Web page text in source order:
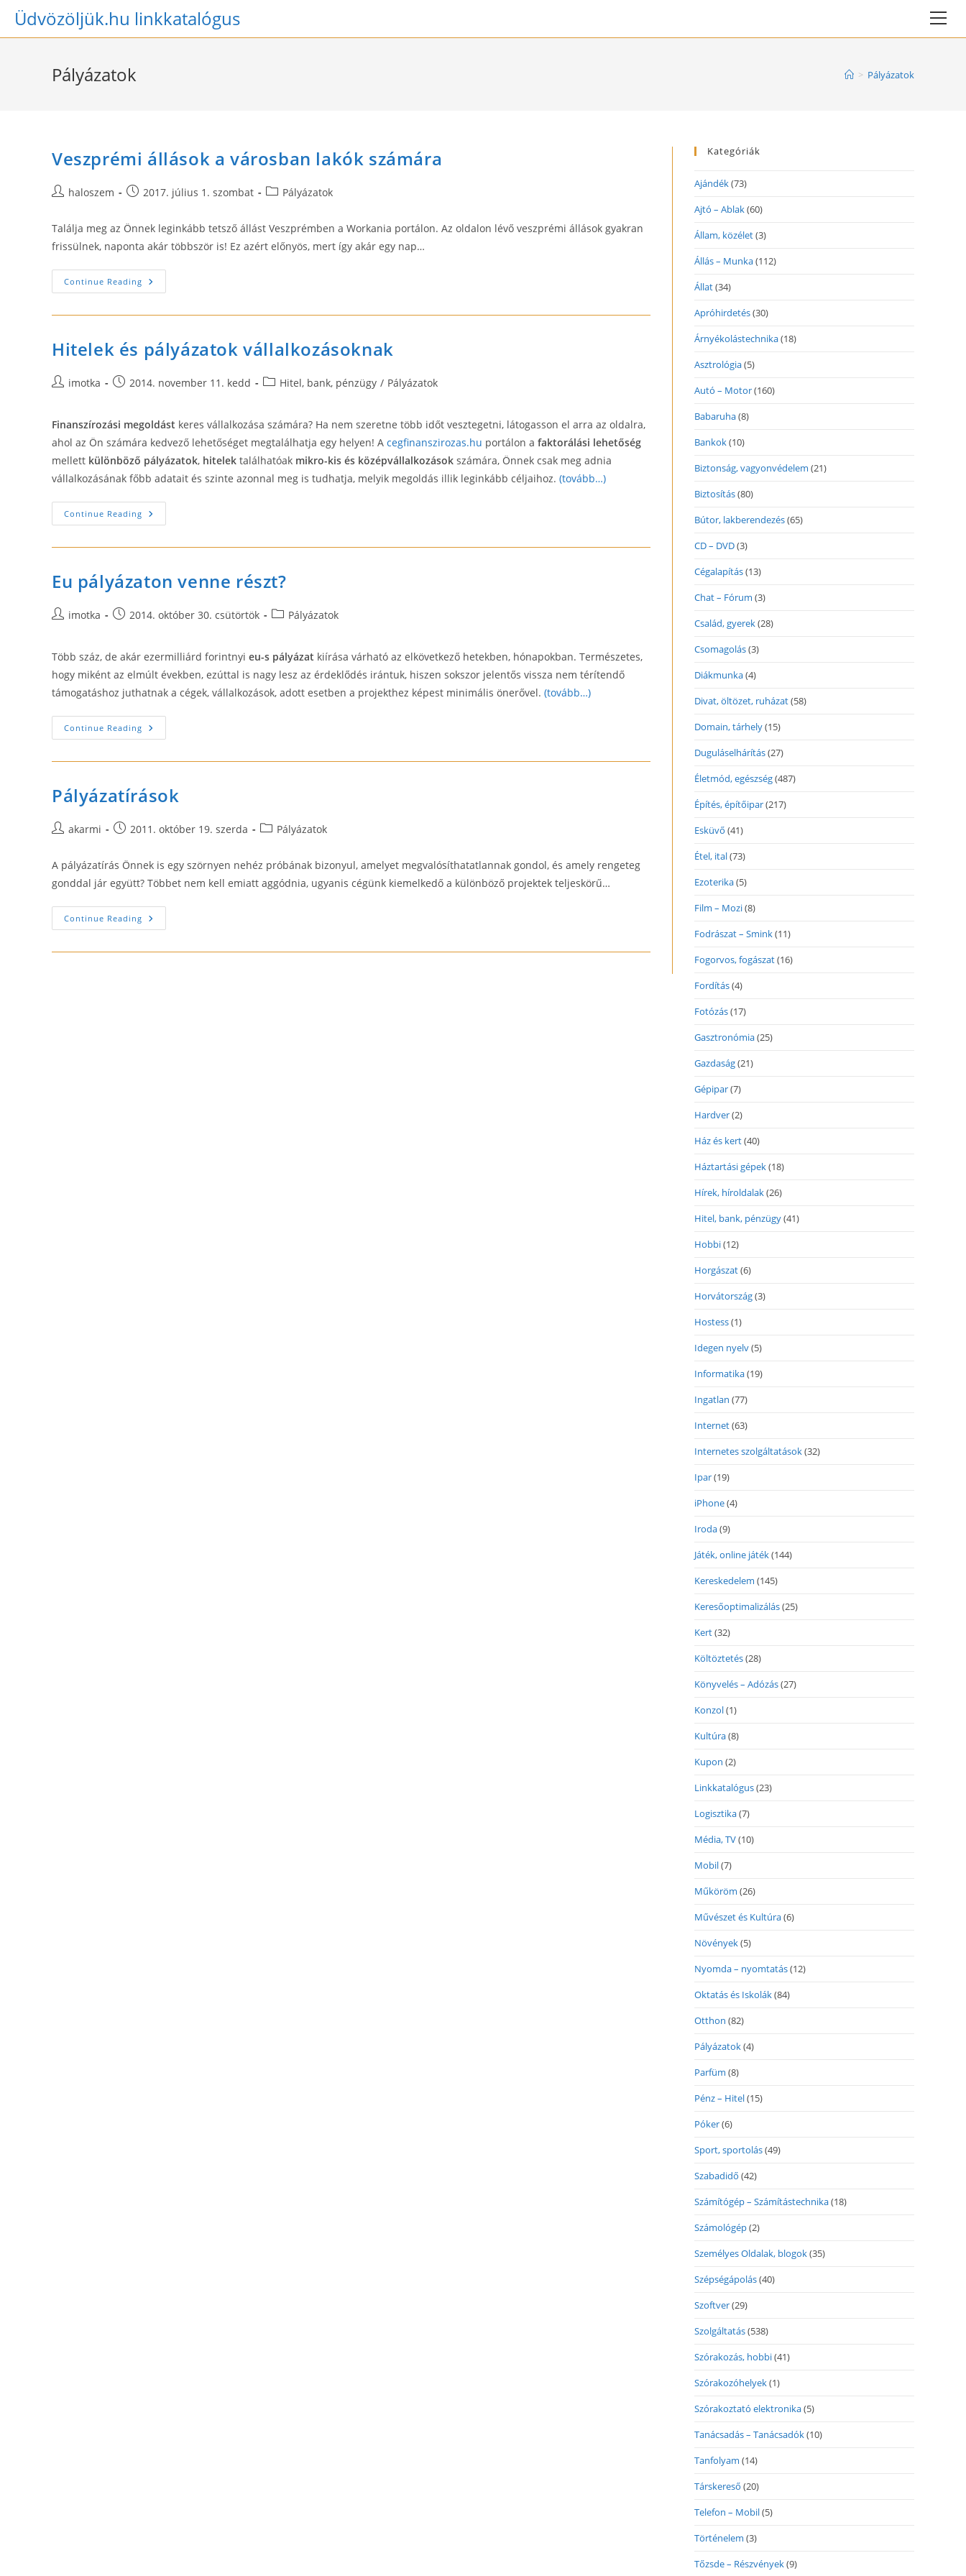
SkipÜdvözöljük.hu linkkatalógus
Pályázatok > Pályázatok
Veszprémi állások a városban lakók számára
Posthaloszem
Post2017. július 1. szombat
PostPályázatok
Találja meg az Önnek leginkább tetsző állást Veszprémben a Workania portálon. Az oldalon lévő veszprémi állások gyakran
frissülnek, naponta akár többször is! Ez azért előnyös, mert így akár egy nap…
Continue Reading Veszprémi
Állások
Városban
Hitelek és pályázatok vállalkozásoknak
Postimotka
Post2014. november 11. kedd
PostHitel, bank, pénzügy / Pályázatok
Finanszírozási megoldást keres vállalkozása számára? Ha nem szeretne több időt vesztegetni, látogasson el arra az oldalra,
ahol az Ön számára kedvező lehetőséget megtalálhatja egy helyen! A cegfinanszirozas.hu portálon a faktorálási lehetőség
mellett különböző pályázatok, hitelek találhatóak mikro-kis és középvállalkozások számára, Önnek csak meg adnia
vállalkozásának főbb adatait és szinte azonnal meg is tudhatja, melyik megoldás illik leginkább céljaihoz. (tovább…)
Continue Reading Hitelek
És
Vállalkozásoknak
Eu pályázaton venne részt?
Postimotka
Post2014. október 30. csütörtök
PostPályázatok
Több száz, de akár ezermilliárd forintnyi eu-s pályázat kiírása várható az elkövetkező hetekben, hónapokban. Természetes,
hogy miként az elmúlt években, ezúttal is nagy lesz az érdeklődés irántuk, hiszen sokszor jelentős vissza nem térítendő
támogatáshoz juthatnak a cégek, vállalkozások, adott esetben a projekthez képest minimális önerővel. (tovább…)
Continue Reading Eu
Pályázaton
Részt?
Pályázatírások
Postakarmi
Post2011. október 19. szerda
PostPályázatok
A pályázatírás Önnek is egy szörnyen nehéz próbának bizonyul, amelyet megvalósíthatatlannak gondol, és amely rengeteg
gonddal jár együtt? Többet nem kell emiatt aggódnia, ugyanis cégünk kiemelkedő a különböző projektek teljeskörű…
Continue Reading Pályázatírások
Kategóriák
Ajándék(73)
Ajtó – Ablak(60)
Állam, közélet(3)
Állás – Munka(112)
Állat(34)
Apróhirdetés(30)
Árnyékolástechnika(18)
Asztrológia(5)
Autó – Motor(160)
Babaruha(8)
Bankok(10)
Biztonság, vagyonvédelem (21)
Biztosítás(80)
Bútor, lakberendezés(65)
CD – DVD(3)
Cégalapítás(13)
Chat – Fórum (3)
Család, gyerek(28)
Csomagolás(3)
Diákmunka(4)
Divat, öltözet, ruházat(58)
Domain, tárhely(15)
Duguláselhárítás(27)
Életmód, egészség(487)
Építés, építőipar(217)
Esküvő (41)
Étel, ital(73)
Ezoterika(5)
Film – Mozi(8)
Fodrászat – Smink(11)
Fogorvos, fogászat(16)
Fordítás(4)
Fotózás(17)
Gasztronómia(25)
Gazdaság(21)
Gépipar(7)
Hardver(2)
Ház és kert(40)
Háztartási gépek(18)
Hírek, híroldalak(26)
Hitel, bank, pénzügy(41)
Hobbi(12)
Horgászat(6)
Horvátország(3)
Hostess(1)
Idegen nyelv(5)
Informatika(19)
Ingatlan (77)
Internet(63)
Internetes szolgáltatások(32)
Ipar(19)
iPhone(4)
Iroda(9)
Játék, online játék(144)
Kereskedelem (145)
Keresőoptimalizálás(25)
Kert(32)
Költöztetés(28)
Könyvelés – Adózás(27)
Konzol(1)
Kultúra(8)
Kupon (2)
Linkkatalógus(23)
Logisztika(7)
Média, TV(10)
Mobil(7)
Műköröm (26)
Művészet és Kultúra(6)
Növények(5)
Nyomda – nyomtatás(12)
Oktatás és Iskolák(84)
Otthon (82)
Pályázatok(4)
Parfüm (8)
Pénz – Hitel(15)
Póker(6)
Sport, sportolás(49)
Szabadidő (42)
Számítógép – Számítástechnika(18)
Számológép(2)
Személyes Oldalak, blogok(35)
Szépségápolás(40)
Szoftver(29)
Szolgáltatás(538)
Szórakozás, hobbi(41)
Szórakozóhelyek(1)
Szórakoztató elektronika(5)
Tanácsadás – Tanácsadók(10)
Tanfolyam (14)
Társkereső (20)
Telefon – Mobil(5)
Történelem (3)
Tőzsde – Részvények(9)